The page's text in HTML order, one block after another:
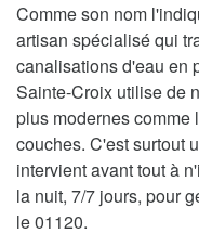
Comme son nom
artisan spécialisé qui
canalisations d'eau en
Sainte-Croix utilise de
plus modernes comme
couches. C'est surtout
intervient avant tout à
la nuit, 7/7 jours, pour
le 01120.